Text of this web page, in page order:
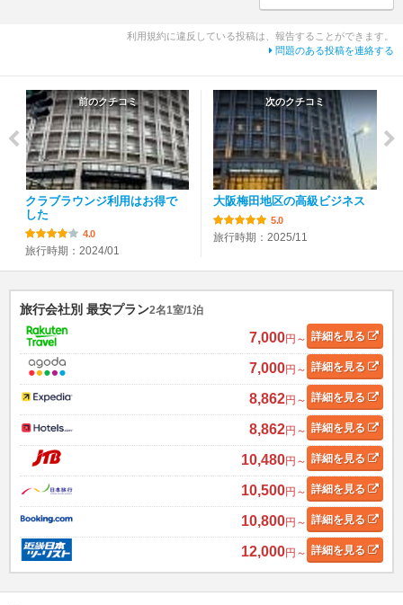
利用規約に違反している投稿は、報告することができます。
問題のある投稿を連絡する
前のクチコミ
クラブラウンジ利用はお得で
した
4.0
旅行時期：2024/01
次のクチコミ
大阪梅田地区の高級ビジネス
5.0
旅行時期：2025/11
旅行会社別 最安プラン2名1室/1泊
7,000円～ 詳細を見る
7,000円～ 詳細を見る
8,862円～ 詳細を見る
8,862円～ 詳細を見る
10,480円～ 詳細を見る
10,500円～ 詳細を見る
10,800円～ 詳細を見る
12,000円～ 詳細を見る